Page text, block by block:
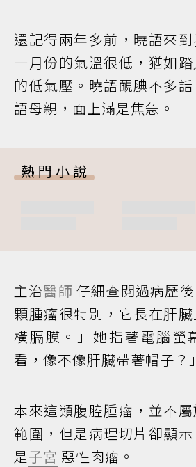
還記得兩年多前，曉語來到
一月份的氣溫很低，猶如
的低氣壓。曉語靦腆不多
語母親，面上滿是焦急。
熱門小說
主治醫師 仔細查閱過病歷
顆腫瘤很特別，它長在肝
橫膈膜。」她指著電腦螢
看，像不像肝臟帶著帽子？」
本來這類腹腔腫瘤，並不
範圍，但是病理切片卻顯
是子宮 惡性肉瘤。